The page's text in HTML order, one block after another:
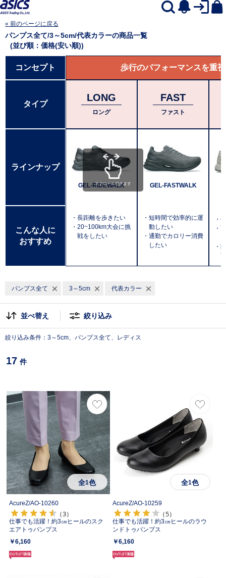
« 前のページに戻る
パンプス全て/3～5cm/代表カラーの商品一覧
(並び順：価格(安い順))
コンセプト 歩行のパフォーマンスを重視
タイプ
LONG
ロング
FAST
ファスト
ラインナップ
GEL-RIDEWALK
・長距離を歩きたい
・20~100km大会に挑
戦をしたい
GEL-FASTWALK
・短時間で効率的に運
動したい
・通勤でカロリー消費
したい
・
・
・
こんな人に
おすすめ
スクロールできます
パンプス全て 3～5cm 代表カラー
並べ替え 絞り込み
絞り込み条件：3～5cm、パンプス全て、レディス
17
全1色
AcureZ/AO-10260
（3）
仕事でも活躍！約3㎝ヒールのスク
エアトゥパンプス
￥6,160
全1色
AcureZ/AO-10259
（5）
仕事でも活躍！約3㎝ヒールのラウ
ンドトゥパンプス
￥6,160